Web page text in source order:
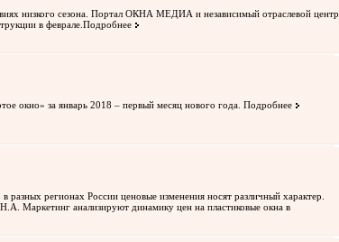
низкого сезона. Портал ОКНА МЕДИА и независимый отраслевой центр
в феврале. Подробнее
окно» за январь 2018 – первый месяц нового года. Подробнее
регионах России ценовые изменения носят различный характер.
Маркетинг анализируют динамику цен на пластиковые окна в